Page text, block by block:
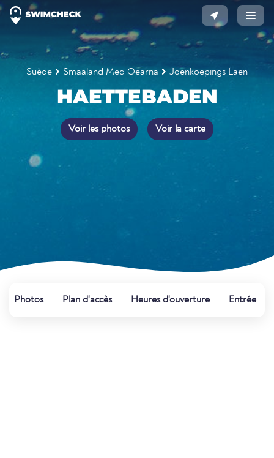
Suède Smaaland Med Oearna Joenkoepings Laen
HAETTEBADEN
Voir les photos Voir la carte
Photos Plan d'accès Heures d'ouverture Entrée